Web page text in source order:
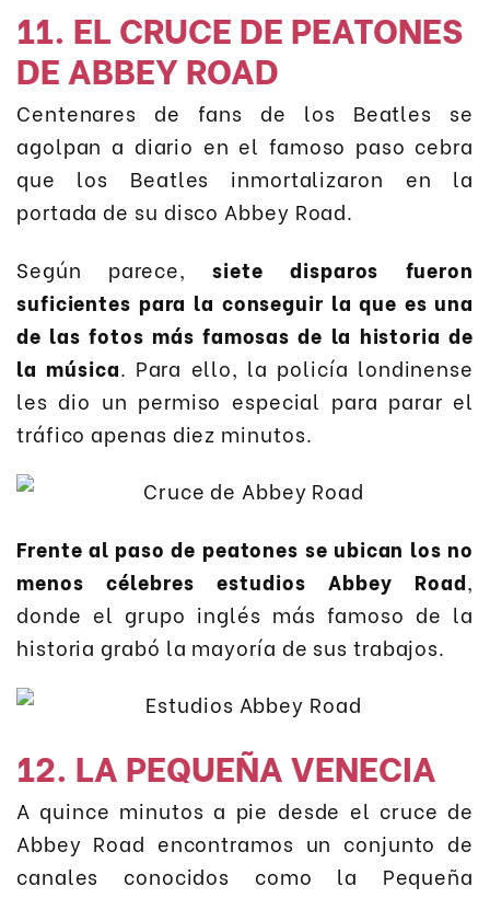
11. EL CRUCE DE PEATONES
DE ABBEY ROAD
Centenares de fans de los Beatles se
agolpan a diario en el famoso paso cebra
que los Beatles inmortalizaron en la
portada de su disco Abbey Road.
Según parece,siete disparos fueron
suficientes para la conseguir la que es una
de las fotos más famosas de la historia de
la música. Para ello, la policía londinense
les dio un permiso especial para parar el
tráfico apenas diez minutos.
Frente al paso de peatones se ubican los no
menos célebres estudios Abbey Road,
donde el grupo inglés más famoso de la
historia grabó la mayoría de sus trabajos.
12. LA PEQUEÑA VENECIA
A quince minutos a pie desde el cruce de
Abbey Road encontramos un conjunto de
canales conocidos como la Pequeña